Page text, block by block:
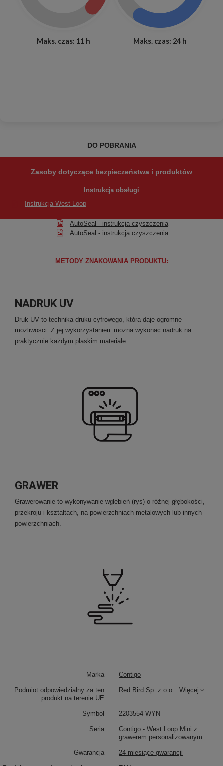
Maks. czas: 11 h Maks. czas: 24 h
DO POBRANIA
Zasoby dotyczące bezpieczeństwa i produktów
Instrukcja obsługi
Instrukcja-West-Loop
AutoSeal - instrukcja czyszczenia
AutoSeal - instrukcja czyszczenia
METODY ZNAKOWANIA PRODUKTU:
NADRUK UV
Druk UV to technika druku cyfrowego, która daje ogromne
możliwości. Z jej wykorzystaniem można wykonać nadruk na
praktycznie każdym płaskim materiale.
GRAWER
Grawerowanie to wykonywanie wgłębień (rys) o różnej głębokości,
przekroju i kształtach, na powierzchniach metalowych lub innych
powierzchniach.
Marka Contigo
Podmiot odpowiedzialny za ten
produkt na terenie UE
Red Bird Sp. z o.o. Więcej
Symbol 2203554-WYN
Seria
Contigo - West Loop Mini z
grawerem personalizowanym
Gwarancja 24 miesiące gwarancji